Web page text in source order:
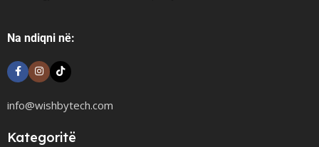
Na ndiqni në:
info@wishbytech.com
Kategoritë